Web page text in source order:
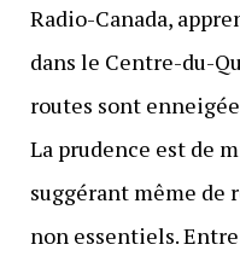
Radio-Canada,
dans le Centre-du-
routes sont
La prudence est de
suggérant même de
non essentiels.